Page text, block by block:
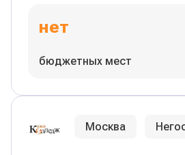
нет
бюджетных мест
Москва